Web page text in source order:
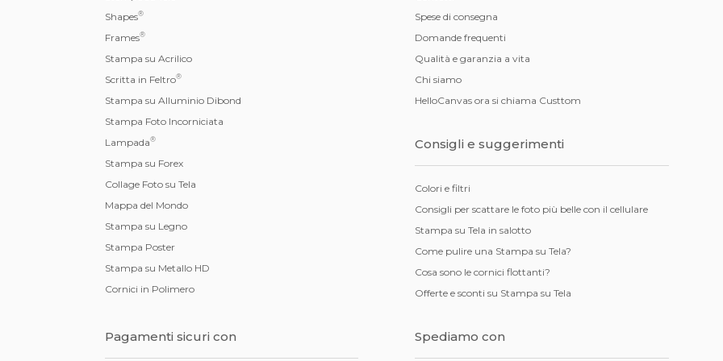
Shapes®
Frames®
Stampa su Acrilico
Scritta in Feltro®
Stampa su Alluminio Dibond
Stampa Foto Incorniciata
Lampada®
Stampa su Forex
Collage Foto su Tela
Mappa del Mondo
Stampa su Legno
Stampa Poster
Stampa su Metallo HD
Cornici in Polimero
Spese di consegna
Domande frequenti
Qualità e garanzia a vita
Chi siamo
HelloCanvas ora si chiama Custtom
Consigli e suggerimenti
Colori e filtri
Consigli per scattare le foto più belle con il cellulare
Stampa su Tela in salotto
Come pulire una Stampa su Tela?
Cosa sono le cornici flottanti?
Offerte e sconti su Stampa su Tela
Pagamenti sicuri con Spediamo con